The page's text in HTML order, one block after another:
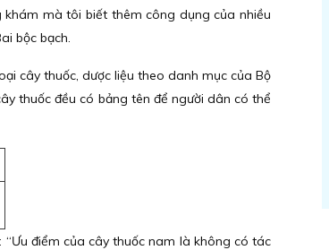
mà tôi biết thêm công dụng của nhiều
bộc bạch.
cây thuốc, dược liệu theo danh mục của Bộ
thuốc đều có bảng tên để người dân có thể
điểm của cây thuốc nam là không có tác